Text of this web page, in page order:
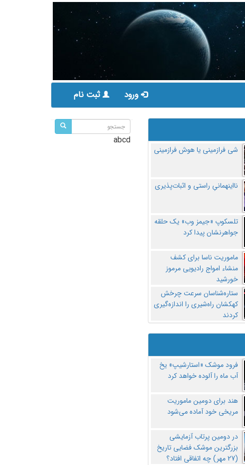
ورود ثبت نام
شی فرازمینی یا هوش فرازمینی
نااینهمانیِ راستی و اثبات‌پذیری
تلسکوپ «جیمز وب» یک حلقه
جواهرنشان پیدا کرد
ماموریت ناسا برای کشف
منشاء امواج رادیویی مرموز
خورشید
ستاره‌شناسان سرعت چرخش
کهکشان راه‌شیری را اندازه‌گیری
کردند
فرود موشک «استارشیپ» یخ
آب ماه را آلوده خواهد کرد
هند برای دومین ماموریت
مریخی خود آماده می‌شود
در دومین پرتاب آزمایشی
بزرگترین موشک فضایی تاریخ
(27 مهر‌) چه اتفاقی افتاد؟
abcd